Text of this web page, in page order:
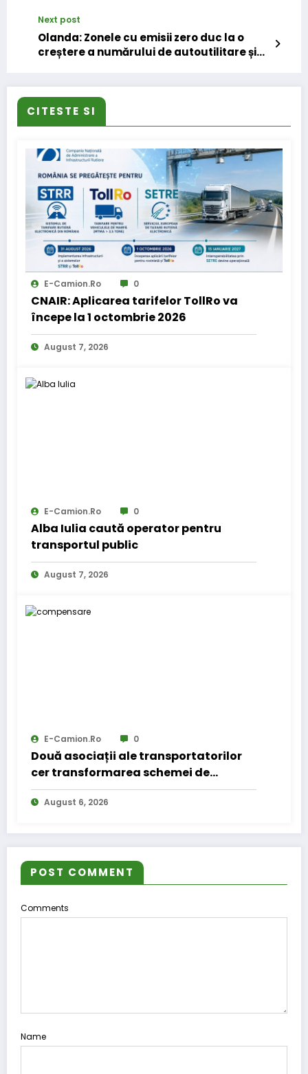
Next post
Olanda: Zonele cu emisii zero duc la o
creștere a numărului de autoutilitare și
CITESTE SI
E-Camion.ro 0
CNAIR: Aplicarea tarifelor TollRo va
începe la 1 octombrie 2026
August 7, 2026
E-Camion.ro 0
Alba Iulia caută operator pentru
transportul public
August 7, 2026
E-Camion.ro 0
Două asociații ale transportatorilor
cer transformarea schemei de
compensare a accizei în mecanism
permanent
August 6, 2026
POST COMMENT
Comments
Name